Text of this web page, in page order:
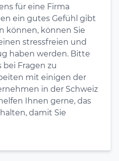
für eine Firma
ein gutes Gefühl gibt
können, können Sie
stressfreien und
haben werden. Bitte
bei Fragen zu
mit einigen der
in der Schweiz
Ihnen gerne, das
damit Sie